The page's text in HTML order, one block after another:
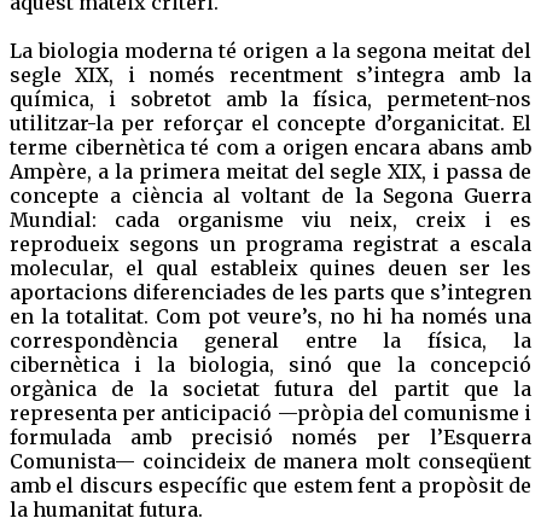
La biologia moderna té origen a la segona meitat del
segle XIX, i només recentment s’integra amb la
química, i sobretot amb la física, permetent-nos
utilitzar-la per reforçar el concepte d’organicitat. El
terme cibernètica té com a origen encara abans amb
Ampère, a la primera meitat del segle XIX, i passa de
concepte a ciència al voltant de la Segona Guerra
Mundial: cada organisme viu neix, creix i es
reprodueix segons un programa registrat a escala
molecular, el qual estableix quines deuen ser les
aportacions diferenciades de les parts que s’integren
en la totalitat. Com pot veure’s, no hi ha només una
correspondència general entre la física, la
cibernètica i la biologia, sinó que la concepció
orgànica de la societat futura del partit que la
representa per anticipació —pròpia del comunisme i
formulada amb precisió només per l’Esquerra
Comunista— coincideix de manera molt conseqüent
amb el discurs específic que estem fent a propòsit de
la humanitat futura.